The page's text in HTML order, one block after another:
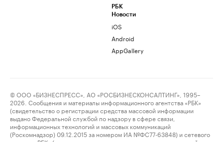
РБК
Новости
iOS
Android
AppGallery
© ООО «БИЗНЕСПРЕСС», АО «РОСБИЗНЕСКОНСАЛТИНГ», 1995–
2026. Сообщения и материалы информационного агентства «РБК»
(свидетельство о регистрации средства массовой информации
выдано Федеральной службой по надзору в сфере связи,
информационных технологий и массовых коммуникаций
(Роскомнадзор) 09.12.2015 за номером ИА №ФС77-63848) и сетевого